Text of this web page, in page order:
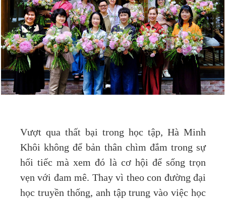
Vượt qua thất bại trong học tập, Hà Minh
Khôi không để bản thân chìm đắm trong sự
hối tiếc mà xem đó là cơ hội để sống trọn
vẹn với đam mê. Thay vì theo con đường đại
học truyền thống, anh tập trung vào việc học